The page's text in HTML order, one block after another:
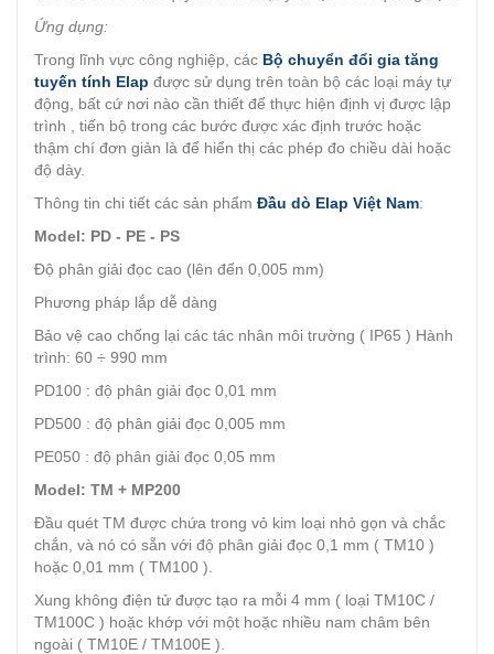
Ứng dụng:
Trong lĩnh vực công nghiệp, các Bộ chuyển đổi gia tăng
tuyến tính Elap được sử dụng trên toàn bộ các loại máy tự
động, bất cứ nơi nào cần thiết để thực hiện định vị được lập
trình , tiến bộ trong các bước được xác định trước hoặc
thậm chí đơn giản là để hiển thị các phép đo chiều dài hoặc
độ dày.
Thông tin chi tiết các sản phẩm Đầu dò Elap Việt Nam:
Model: PD - PE - PS
Độ phân giải đọc cao (lên đến 0,005 mm)
Phương pháp lắp dễ dàng
Bảo vệ cao chống lại các tác nhân môi trường ( IP65 ) Hành
trình: 60 ÷ 990 mm
PD100 : độ phân giải đọc 0,01 mm
PD500 : độ phân giải đọc 0,005 mm
PE050 : độ phân giải đọc 0,05 mm
Model: TM + MP200
Đầu quét TM được chứa trong vỏ kim loại nhỏ gọn và chắc
chắn, và nó có sẵn với độ phân giải đọc 0,1 mm ( TM10 )
hoặc 0,01 mm ( TM100 ).
Xung không điện tử được tạo ra mỗi 4 mm ( loại TM10C /
TM100C ) hoặc khớp với một hoặc nhiều nam châm bên
ngoài ( TM10E / TM100E ).